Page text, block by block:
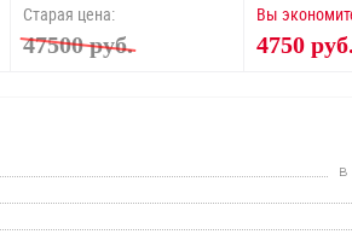
Старая цена:
47500 руб.
Вы
4750 руб.
в